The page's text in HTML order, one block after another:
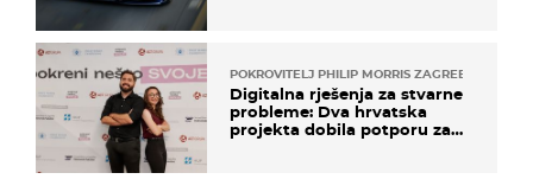
POKROVITELJ PHILIP MORRIS ZAGREB
Digitalna rješenja za stvarne
probleme: Dva hrvatska
projekta dobila potporu za